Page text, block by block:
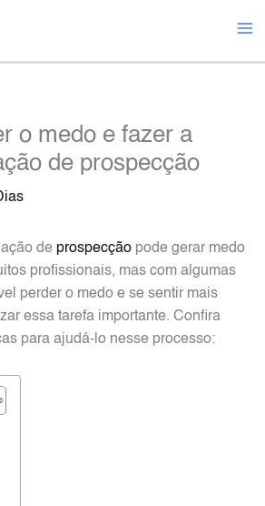
o medo e fazer a
de prospecção
de prospecção pode gerar medo
profissionais, mas com algumas
perder o medo e se sentir mais
essa tarefa importante. Confira
para ajudá-lo nesse processo: